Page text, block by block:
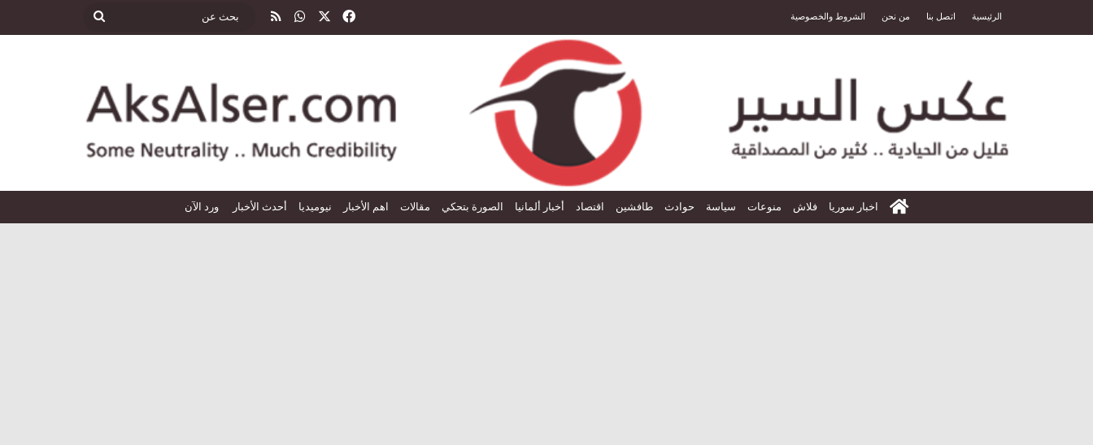
الرئيسية اتصل بنا من نحن الشروط والخصوصية فيسبوك واتسابملخص الموقع RSS بحث
الرئيسية
اخبار سوريا فلاش منوعات سياسة حوادث طافشين اقتصاد أخبار ألمانيا الصورة بتحكي مقالات اهم الأخبار نيوميديا أحدث الأخبار ورد الآن